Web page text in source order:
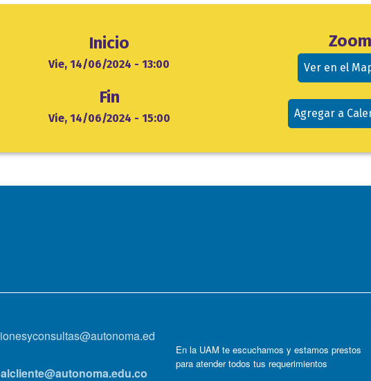
Inicio
Vie, 14/06/2024 - 13:00
Fin
Vie, 14/06/2024 - 15:00
Zoom
Ver en el
Agregar a
En la UAM te escuchamos y estamos prestos
para atender todos tus requerimientos